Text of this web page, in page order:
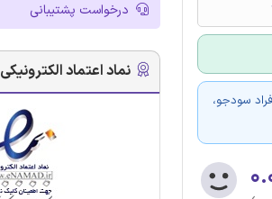
سودجو،
درخواست پشتیبانی
نماد اعتماد الکترونیکی